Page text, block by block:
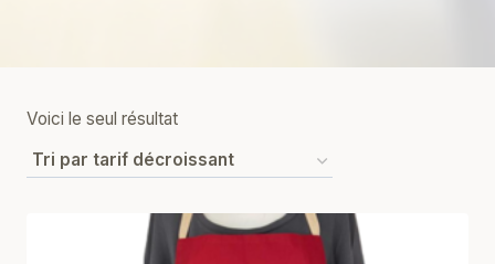
Voici le seul résultat